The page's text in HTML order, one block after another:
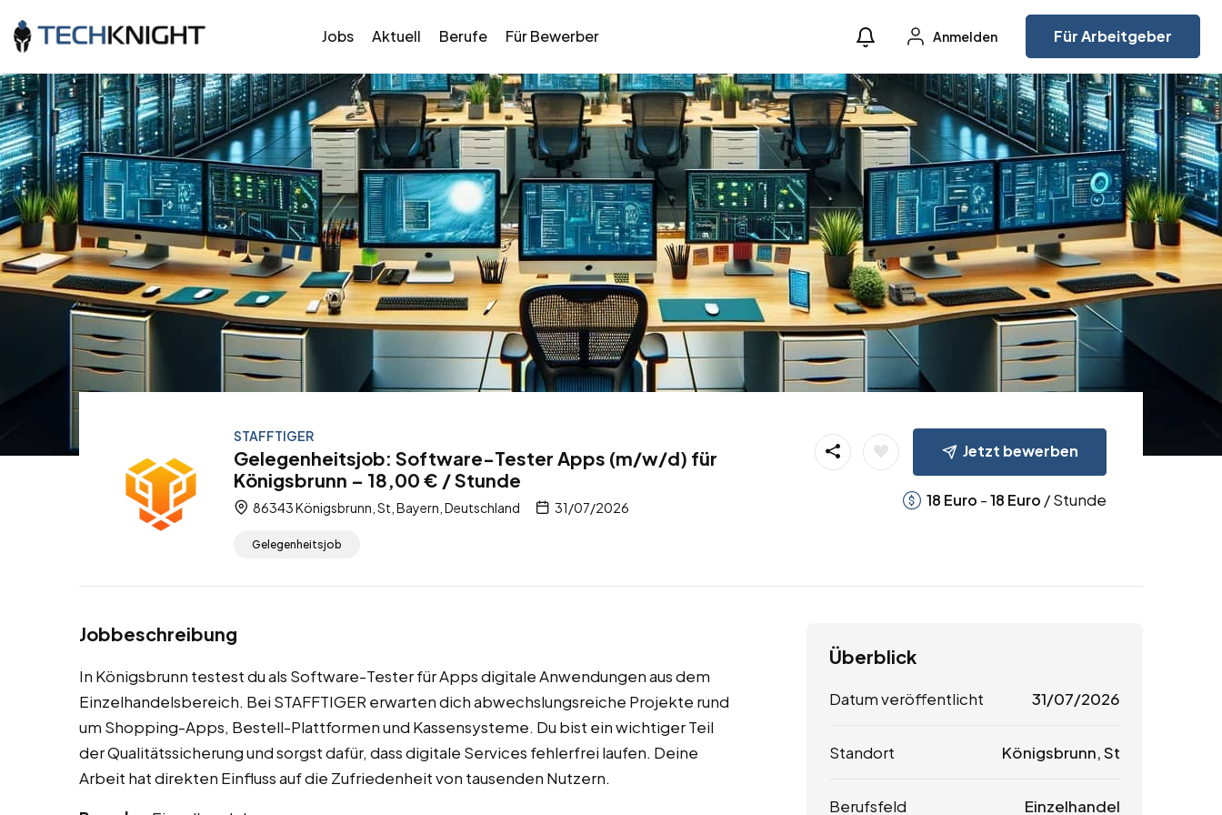
Jobs Aktuell Berufe Für Bewerber Anmelden Für Arbeitgeber
STAFFTIGER
Gelegenheitsjob: Software-Tester Apps (m/w/d) für
Königsbrunn – 18,00 € / Stunde
86343 Königsbrunn, St, Bayern, Deutschland 31/07/2026
Gelegenheitsjob
Jetzt bewerben
18 Euro -18 Euro / Stunde
Jobbeschreibung
In Königsbrunn testest du als Software-Tester für Apps digitale Anwendungen aus dem
Einzelhandelsbereich. Bei STAFFTIGER erwarten dich abwechslungsreiche Projekte rund
um Shopping-Apps, Bestell-Plattformen und Kassensysteme. Du bist ein wichtiger Teil
der Qualitätssicherung und sorgst dafür, dass digitale Services fehlerfrei laufen. Deine
Arbeit hat direkten Einfluss auf die Zufriedenheit von tausenden Nutzern.
Überblick
Datum veröffentlicht 31/07/2026
Standort Königsbrunn, St
Berufsfeld Einzelhandel